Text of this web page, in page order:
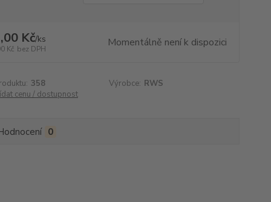
Kč/ks
Kč bez DPH Momentálně není k dispozici
358 Výrobce: RWS
cenu / dostupnost
0